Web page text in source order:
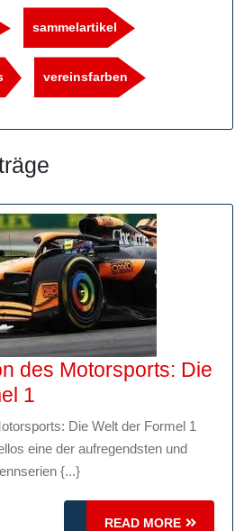
sammelartikel
vereinsfarben
des Motorsports: Die
1
Faszination
des
Motorsports:
Die
Die Welt der Formel 1
eine der aufregendsten und
{...}
READ MORE
READ